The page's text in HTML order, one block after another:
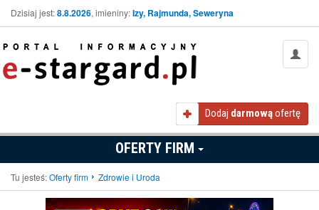
Dzisiaj jest:8.8.2026, imieniny:Izy, Rajmunda, Seweryna
Dodaj darmowąofertę
OFERTY FIRM
Tu jesteś:Oferty firm Zdrowie i Uroda